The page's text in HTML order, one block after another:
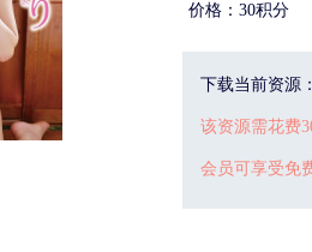
价格：30积分
下载当前资源：
该资源需花费
会员可享受免